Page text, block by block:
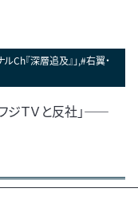
Ch『深層追及』」,#右翼・
ジＴＶと反社」――